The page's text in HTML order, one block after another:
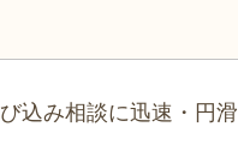
込み相談に迅速・円滑